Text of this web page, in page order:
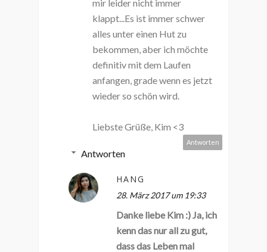
mir leider nicht immer
klappt...Es ist immer schwer
alles unter einen Hut zu
bekommen, aber ich möchte
definitiv mit dem Laufen
anfangen, grade wenn es jetzt
wieder so schön wird.
Liebste Grüße, Kim <3
Antworten
Antworten
HANG
28. März 2017 um 19:33
Danke liebe Kim :) Ja, ich
kenn das nur all zu gut,
dass das Leben mal